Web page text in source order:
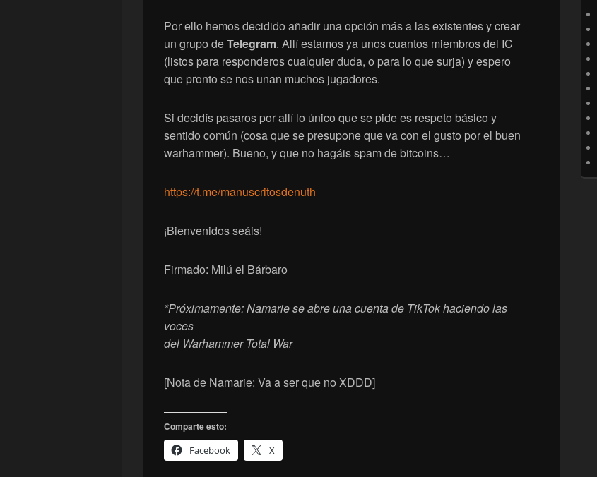
Por ello hemos decidido añadir una opción más a las existentes y crear
un grupo deTelegram. Allí estamos ya unos cuantos miembros del IC
(listos para responderos cualquier duda, o para lo que surja) y espero
que pronto se nos unan muchos jugadores.
Si decidís pasaros por allí lo único que se pide es respeto básico y
sentido común (cosa que se presupone que va con el gusto por el buen
warhammer). Bueno, y que no hagáis spam de bitcoins…
https://t.me/manuscritosdenuth
¡Bienvenidos seáis!
Firmado: Milú el Bárbaro
*Próximamente: Namarie se abre una cuenta de TikTok haciendo las
voces
del Warhammer Total War
[Nota de Namarie: Va a ser que no XDDD]
Comparte esto:
Facebook
X